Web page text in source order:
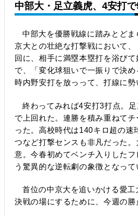
中部大・足立義虎、4安打で
中部大を優勝戦線に踏みとどま
京大との壮絶な打撃戦において
回に、相手に満塁本塁打を浴び
で、「変化球狙いで一振りで決
時内野安打を放っって、打線に勢
終わってみれば4安打3打点。
で上回れた。連勝を積み重ねて
った。高校時代は140キロ超の
つなど打撃センスも非凡だった
意。今春初めてベンチ入りした
う驚異的な逆転劇の象徴となって
首位の中京大を追いかける愛
決戦の場にするために、今週の勝